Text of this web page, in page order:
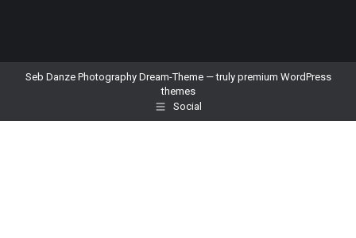
Seb Danze Photography Dream-Theme — truly premium WordPress
themes
Social